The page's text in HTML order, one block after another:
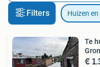
Filters Huizen
Te
€